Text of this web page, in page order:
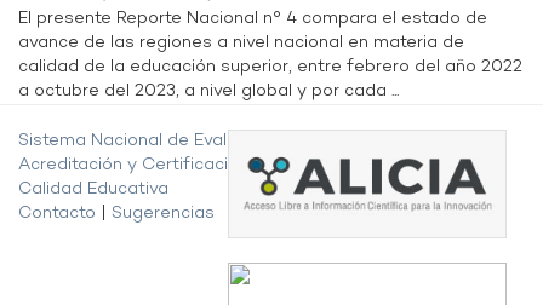
El presente Reporte Nacional n° 4 compara el estado de
avance de las regiones a nivel nacional en materia de
calidad de la educación superior, entre febrero del año 2022
a octubre del 2023, a nivel global y por cada ...
Sistema Nacional de Evaluación,
Acreditación y Certificación de la
Calidad Educativa
Contacto
Sugerencias